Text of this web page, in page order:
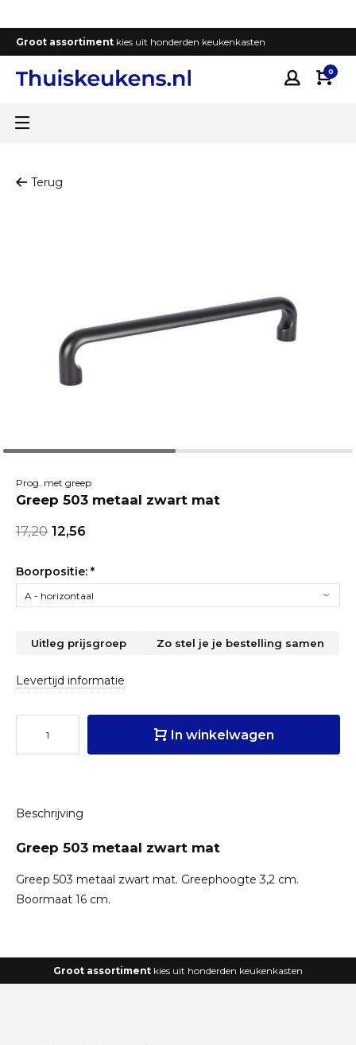
Groot assortiment kies uit honderden keukenkasten
0
Terug
Prog. met greep
Greep 503 metaal zwart mat
17,20 12,56
Boorpositie: *
Uitleg prijsgroep Zo stel je je bestelling samen
Levertijd informatie
In winkelwagen
Beschrijving
Greep 503 metaal zwart mat
Greep 503 metaal zwart mat. Greephoogte 3,2 cm.
Boormaat 16 cm.
Groot assortiment kies uit honderden keukenkasten